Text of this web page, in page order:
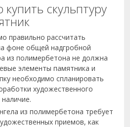
скульптуру
правильно рассчитать
фоне общей надгробной
из полимербетона не должна
элементы памятника и
необходимо спланировать
художественного
из полимербетона требует
приемов, как